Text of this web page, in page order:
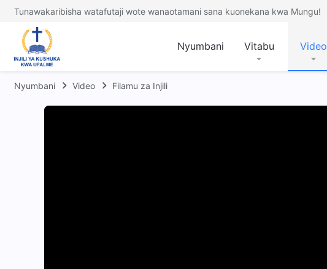
Tunawakaribisha watafutaji wote wanaotamani sana kuonekana kwa Mungu!
Nyumbani Vitabu Video
Nyumbani Video Filamu za Injili